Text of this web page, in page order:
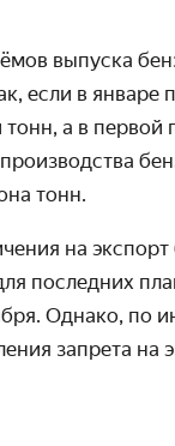
выпуска
если в январе
а в первой
тонн.
на
последних
Однако, по
запрета на